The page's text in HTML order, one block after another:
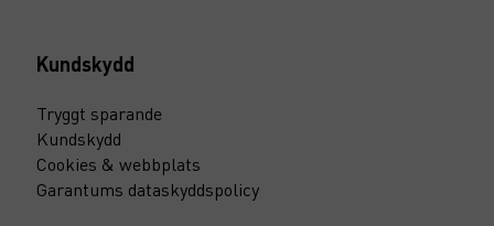
Kundskydd
Tryggt sparande
Kundskydd
Cookies & webbplats
Garantums dataskyddspolicy